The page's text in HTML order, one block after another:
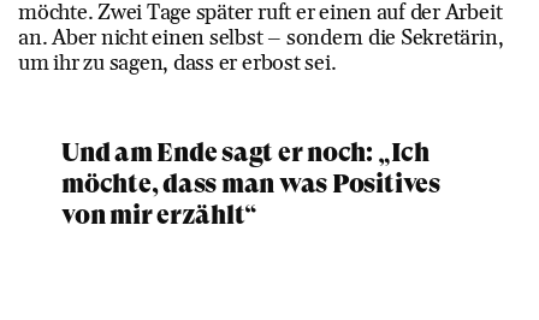
möchte. Zwei Tage später ruft er einen auf der Arbeit
an. Aber nicht einen selbst – sondern die Sekretärin,
um ihr zu sagen, dass er erbost sei.
Und am Ende sagt er noch: „Ich
möchte, dass man was Positives
von mir erzählt“